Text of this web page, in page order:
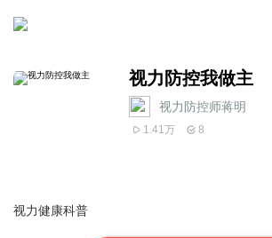
视力防控我做主
视力防控师蒋明
1.41万 8
视力健康科普